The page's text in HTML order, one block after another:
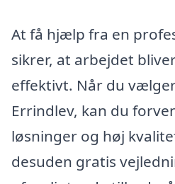
At få hjælp fra en
sikrer, at arbejdet
effektivt. Når du
Errindlev, kan du
løsninger og høj
desuden gratis